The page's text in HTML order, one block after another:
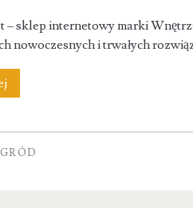
– sklep internetowy marki
nowoczesnych i trwałych
Sklep